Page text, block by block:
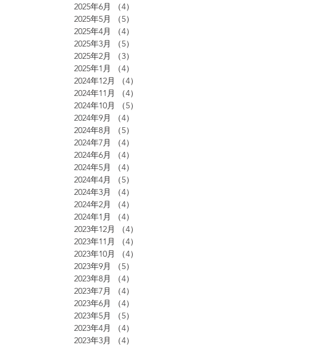
2025年6月
（4）
2025年5月
（5）
2025年4月
（4）
2025年3月
（5）
2025年2月
（3）
2025年1月
（4）
2024年12月
（4）
2024年11月
（4）
2024年10月
（5）
2024年9月
（4）
2024年8月
（5）
2024年7月
（4）
2024年6月
（4）
2024年5月
（4）
2024年4月
（5）
2024年3月
（4）
2024年2月
（4）
2024年1月
（4）
2023年12月
（4）
2023年11月
（4）
2023年10月
（4）
2023年9月
（5）
2023年8月
（4）
2023年7月
（4）
2023年6月
（4）
2023年5月
（5）
2023年4月
（4）
2023年3月
（4）